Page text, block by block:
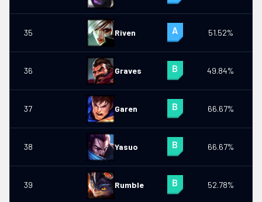
35 Riven 51.52%
36 Graves 49.84%
37 Garen 66.67%
38 Yasuo 66.67%
39 Rumble 52.78%